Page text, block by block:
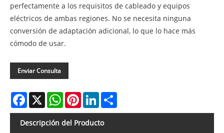
perfectamente a los requisitos de cableado y equipos
eléctricos de ambas regiones. No se necesita ninguna
conversión de adaptación adicional, lo que lo hace más
cómodo de usar.
Enviar Consulta
Facebook
X WhatsAppPinterestLinkedIn
Descripción del Producto